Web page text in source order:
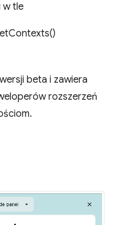
w tle
beta i zawiera
rozszerzeń